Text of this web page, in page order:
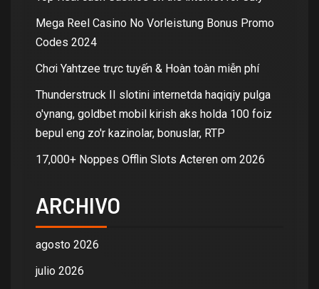
Mega Reel Casino No Vorleistung Bonus Promo
Codes 2024
Chơi Yahtzee trực tuyến & Hoàn toàn miễn phí
Thunderstruck II slotini internetda haqiqiy pulga
o'ynang, goldbet mobil kirish aks holda 100 foiz
bepul eng zo'r kazinolar, bonuslar, RTP
17,000+ Noppes Offlin Slots Acteren om 2026
ARCHIVO
agosto 2026
julio 2026